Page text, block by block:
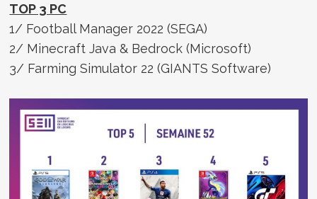
TOP 3 PC
1/ Football Manager 2022 (SEGA)
2/ Minecraft Java & Bedrock (Microsoft)
3/ Farming Simulator 22 (GIANTS Software)